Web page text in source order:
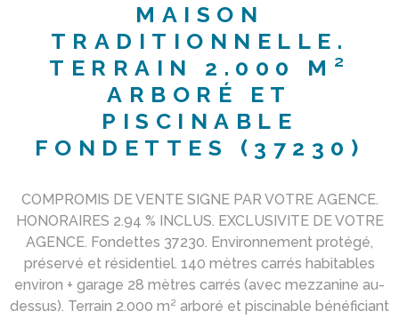
MAISON
TRADITIONNELLE.
TERRAIN 2.000 M²
ARBORÉ ET
PISCINABLE
FONDETTES (37230)
COMPROMIS DE VENTE SIGNE PAR VOTRE AGENCE.
HONORAIRES 2.94 % INCLUS. EXCLUSIVITE DE VOTRE
AGENCE. Fondettes 37230. Environnement protégé,
préservé et résidentiel. 140 mètres carrés habitables
environ + garage 28 mètres carrés (avec mezzanine au-
dessus). Terrain 2.000 m² arboré et piscinable bénéficiant